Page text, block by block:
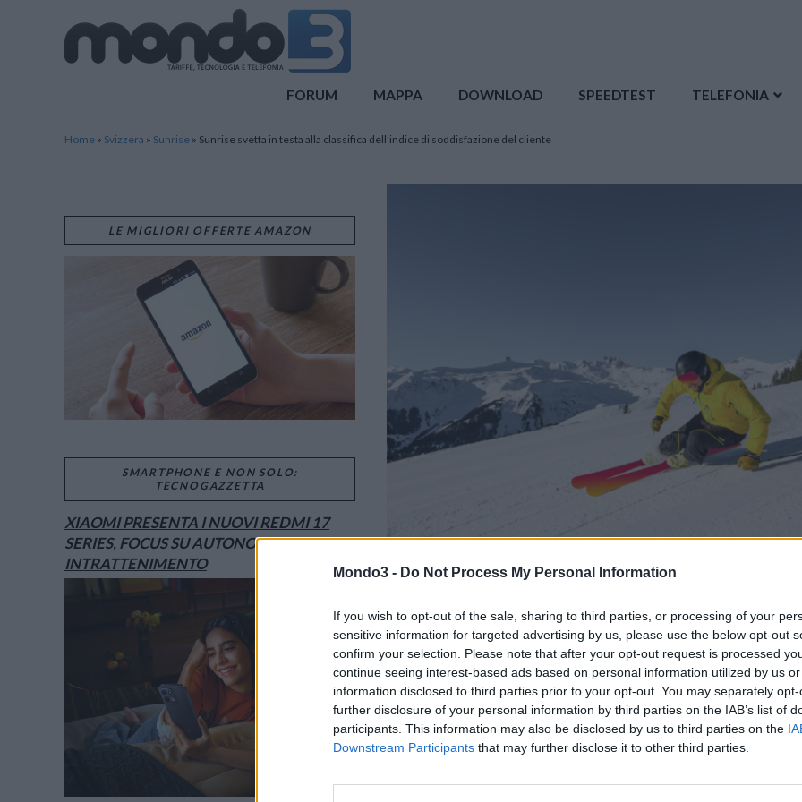
Mondo3 - Do Not Process My Personal Information
If you wish to opt-out of the sale, sharing to third parties, or processing of your
sensitive information for targeted advertising by us, please use the below opt-out
confirm your selection. Please note that after your opt-out request is processed
continue seeing interest-based ads based on personal information utilized by us
information disclosed to third parties prior to your opt-out. You may separately
further disclosure of your personal information by third parties on the IAB’s list of
participants. This information may also be disclosed by us to third parties on the
Downstream Participants that may further disclose it to other third parties.
FORUM MAPPA DOWNLOAD SPEEDTEST TELEFONIA
Home » Svizzera » Sunrise » Sunrise svetta in testa alla classifica dell’indice di soddisfazione del cliente
SUNRISE SVETTA IN TESTA ALLA
DELL’INDICE DI
9 Luglio 2019 06:58 by Enrico Net
PC Magazin, insieme alla rivista consorella PCgo, ha condotto la
LE MIGLIORI OFFERTE AMAZON
SMARTPHONE E NON SOLO:
TECNOGAZZETTA
XIAOMI PRESENTA I NUOVI REDMI 17
SERIES, FOCUS SU AUTONOMIA E
INTRATTENIMENTO